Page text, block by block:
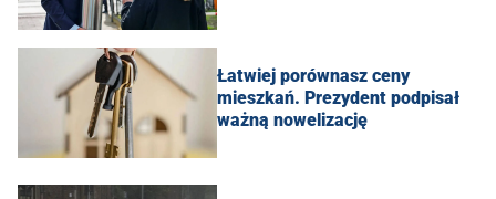
Łatwiej porównasz ceny
mieszkań. Prezydent podpisał
ważną nowelizację